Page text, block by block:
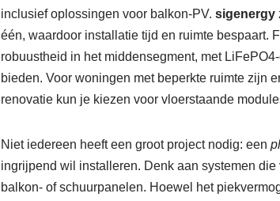
inclusief oplossingen voor balkon-PV. sigenergy
één, waardoor installatie tijd en ruimte bespaart.
robuustheid in het middensegment, met
bieden. Voor woningen met beperkte ruimte zijn
renovatie kun je kiezen voor vloerstaande
Niet iedereen heeft een groot project nodig: een
ingrijpend wil installeren. Denk aan systemen
balkon- of schuurpanelen. Hoewel het